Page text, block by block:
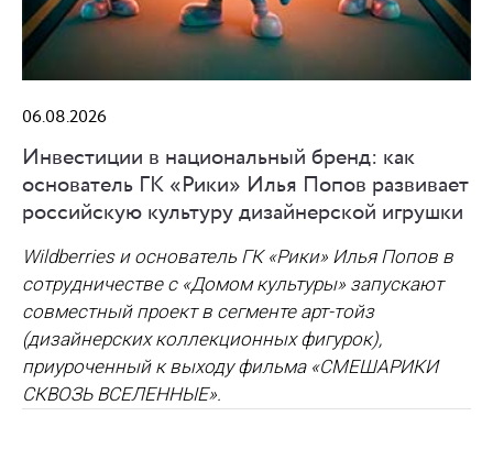
06.08.2026
Инвестиции в национальный бренд: как
основатель ГК «Рики» Илья Попов развивает
российскую культуру дизайнерской игрушки
Wildberries и основатель ГК «Рики» Илья Попов в
сотрудничестве с «Домом культуры» запускают
совместный проект в сегменте арт-тойз
(дизайнерских коллекционных фигурок),
приуроченный к выходу фильма «СМЕШАРИКИ
СКВОЗЬ ВСЕЛЕННЫЕ».